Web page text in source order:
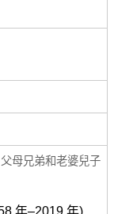
母兄弟和老婆兒子
年–2019 年)